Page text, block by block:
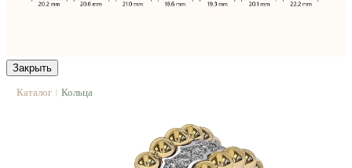
Закрыть
Каталог | Кольца